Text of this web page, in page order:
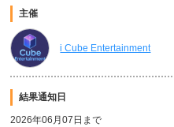
主催
i Cube Entertainment
結果通知日
2026年06月07日まで